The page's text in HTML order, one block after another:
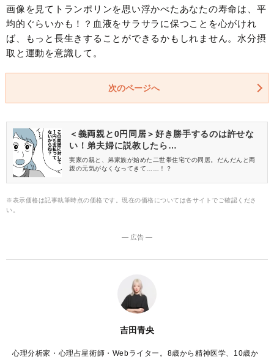
画像を見てトランポリンを思い浮かべたあなたの寿命は、平
均的ぐらいかも！？血液をサラサラに保つことを心がけれ
ば、もっと長生きすることができるかもしれません。水分摂
取と運動を意識して。
次のページへ
＜義両親と0円同居＞好き勝手するのは許せな
い！弟夫婦に説教したら…
実家の親と、弟家族が始めた二世帯住宅での同居。だんだんと両
親の元気がなくなってきて……！？
※表示価格は記事執筆時点の価格です。現在の価格については各サイトでご確認くださ
い。
― 広告 ―
吉田青央
心理分析家・心理占星術師・Webライター。8歳から精神医学、10歳か